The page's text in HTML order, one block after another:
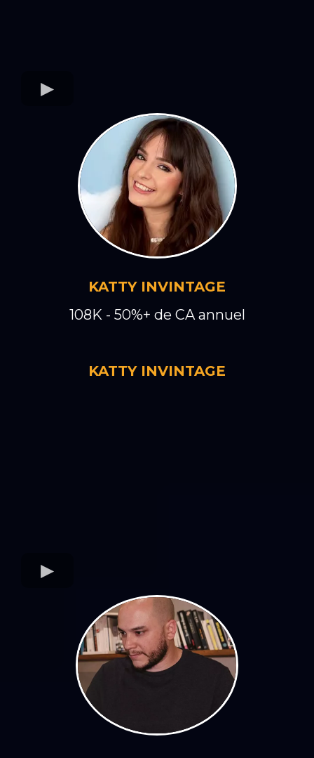
KATTY INVINTAGE
108K - 50%+ de CA annuel
KATTY INVINTAGE